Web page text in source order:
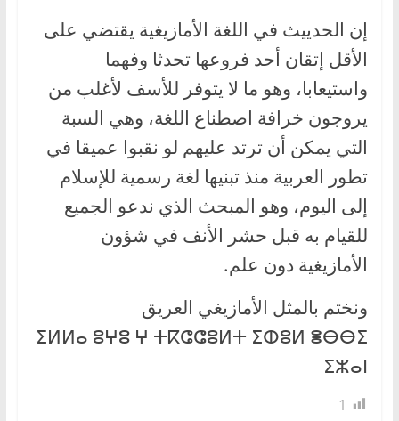
إن الحدييث في اللغة الأمازيغية يقتضي على
الأقل إتقان أحد فروعها تحدثا وفهما
واستيعابا، وهو ما لا يتوفر للأسف لأغلب من
يروجون خرافة اصطناع اللغة، وهي السبة
التي يمكن أن ترتد عليهم لو نقبوا عميقا في
تطور العربية منذ تبنيها لغة رسمية للإسلام
إلى اليوم، وهو المبحث الذي ندعو الجميع
للقيام به قبل حشر الأنف في شؤون
الأمازيغية دون علم.
ونختم بالمثل الأمازيغي العريق
ⵉⵍⵍⴰ ⵓⵖⵓ ⵖ ⵜⴽⵛⵛⵓⵍⵜ ⵉⵀⵓⵍ ⴻⴱⴱⵉ
ⵉⵣⴰⵏ
1